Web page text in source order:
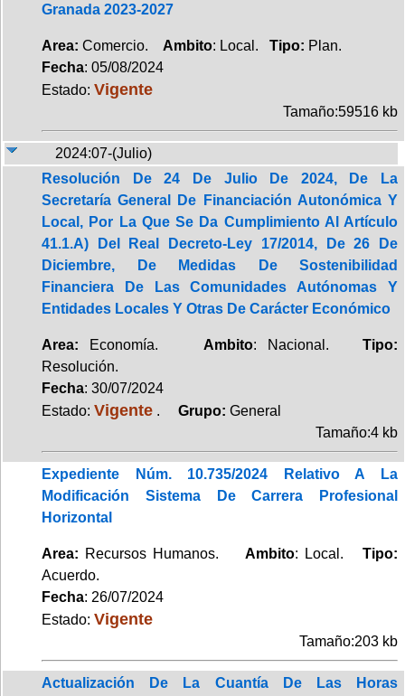
Granada 2023-2027
Area: Comercio. Ambito: Local. Tipo: Plan.
Fecha: 05/08/2024
Estado: Vigente
Tamaño:59516 kb
2024:07-(Julio)
Resolución De 24 De Julio De 2024, De La
Secretaría General De Financiación Autonómica Y
Local, Por La Que Se Da Cumplimiento Al Artículo
41.1.A) Del Real Decreto-Ley 17/2014, De 26 De
Diciembre, De Medidas De Sostenibilidad
Financiera De Las Comunidades Autónomas Y
Entidades Locales Y Otras De Carácter Económico
Area: Economía. Ambito: Nacional.Tipo:
Resolución.
Fecha: 30/07/2024
Estado: Vigente . Grupo: General
Tamaño:4 kb
Expediente Núm. 10.735/2024 Relativo A La
Modificación Sistema De Carrera Profesional
Horizontal
Area: Recursos Humanos. Ambito: Local.Tipo:
Acuerdo.
Fecha: 26/07/2024
Estado: Vigente
Tamaño:203 kb
Actualización De La Cuantía De Las Horas